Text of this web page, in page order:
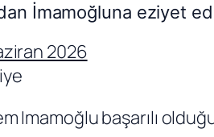
İmamoğluna eziyet
2026
Imamoğlu başarılı